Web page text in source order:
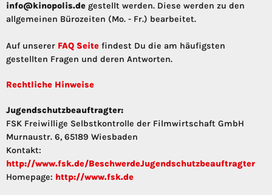
info@kinopolis.de gestellt werden. Diese werden zu den
allgemeinen Bürozeiten (Mo. - Fr.) bearbeitet.
Auf unserer FAQ Seite findest Du die am häufigsten
gestellten Fragen und deren Antworten.
Rechtliche Hinweise
Jugendschutzbeauftragter:
FSK Freiwillige Selbstkontrolle der Filmwirtschaft GmbH
Murnaustr. 6, 65189 Wiesbaden
Kontakt:
http://www.fsk.de/BeschwerdeJugendschutzbeauftragter
Homepage: http://www.fsk.de